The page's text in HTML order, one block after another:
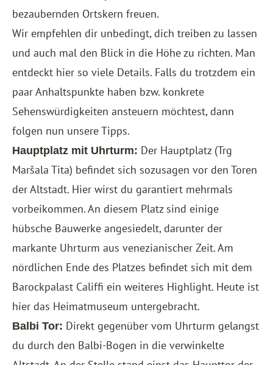
bezaubernden Ortskern freuen.
Wir empfehlen dir unbedingt, dich treiben zu lassen
und auch mal den Blick in die Höhe zu richten. Man
entdeckt hier so viele Details. Falls du trotzdem ein
paar Anhaltspunkte haben bzw. konkrete
Sehenswürdigkeiten ansteuern möchtest, dann
folgen nun unsere Tipps.
Hauptplatz mit Uhrturm: Der Hauptplatz (Trg
Maršala Tita) befindet sich sozusagen vor den Toren
der Altstadt. Hier wirst du garantiert mehrmals
vorbeikommen. An diesem Platz sind einige
hübsche Bauwerke angesiedelt, darunter der
markante Uhrturm aus venezianischer Zeit. Am
nördlichen Ende des Platzes befindet sich mit dem
Barockpalast Califfi ein weiteres Highlight. Heute ist
hier das Heimatmuseum untergebracht.
Balbi Tor: Direkt gegenüber vom Uhrturm gelangst
du durch den Balbi-Bogen in die verwinkelte